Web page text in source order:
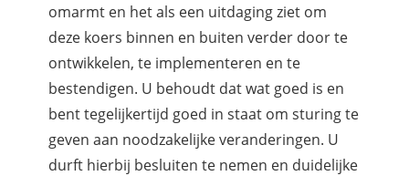
omarmt en het als een uitdaging ziet om
deze koers binnen en buiten verder door te
ontwikkelen, te implementeren en te
bestendigen. U behoudt dat wat goed is en
bent tegelijkertijd goed in staat om sturing te
geven aan noodzakelijke veranderingen. U
durft hierbij besluiten te nemen en duidelijke